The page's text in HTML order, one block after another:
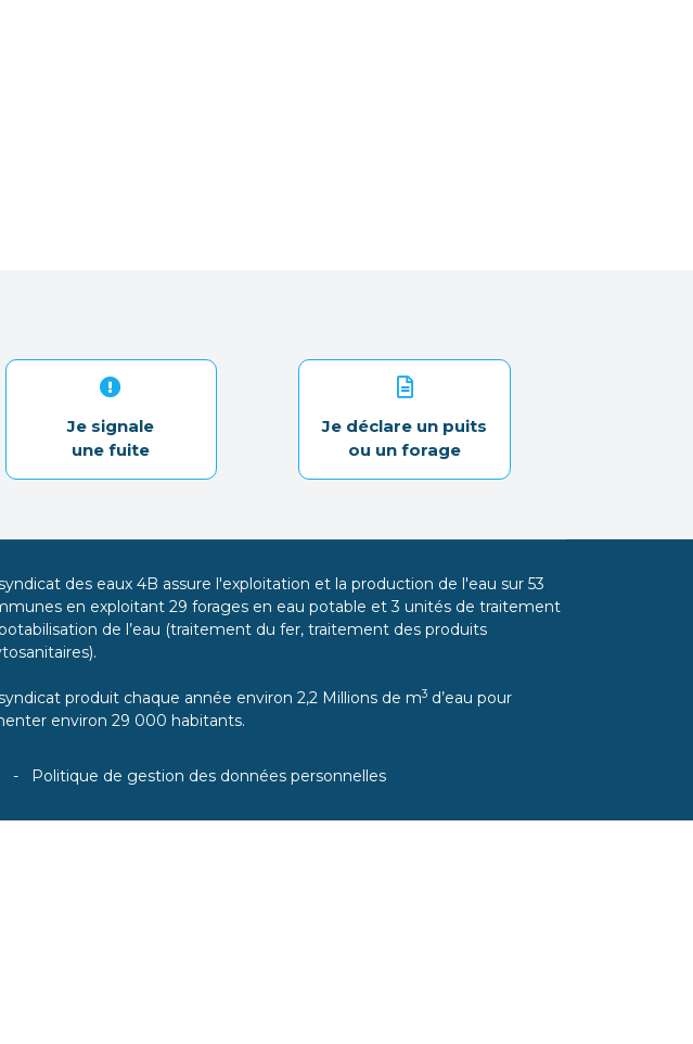
Je signale
une fuite
Je déclare un puits
ou un forage
des eaux 4B assure l'exploitation et la production de l'eau sur 53
en exploitant 29 forages en eau potable et 3 unités de traitement
de l’eau (traitement du fer, traitement des produits
produit chaque année environ 2,2 Millions de m3 d’eau pour
environ 29 000 habitants.
Politique de gestion des données personnelles